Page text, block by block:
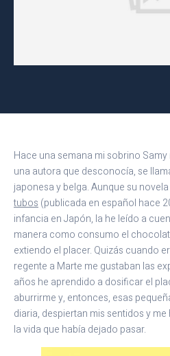
Hace una semana mi sobrino
una autora que desconocía, se
japonesa y belga. Aunque su
tubos (publicada en español hace
infancia en Japón, la he leído a
manera como consumo el
extiendo el placer. Quizás cuando
regente a Marte me gustaban las
años he aprendido a dosificar el
aburrirme y, entonces, esas
diaria, despiertan mis sentidos y
la vida que había dejado pasar.